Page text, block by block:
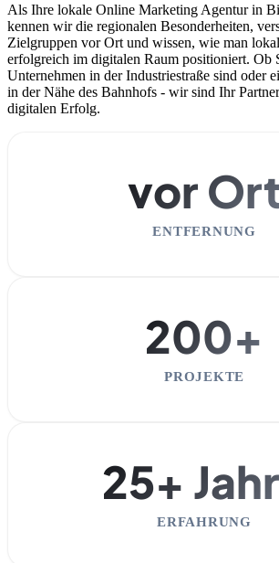
Als Ihre lokale Online Marketing Agentur in
kennen wir die regionalen Besonderheiten,
Zielgruppen vor Ort und wissen, wie man
erfolgreich im digitalen Raum positioniert. Ob
Unternehmen in der Industriestraße sind oder
in der Nähe des Bahnhofs - wir sind Ihr
digitalen Erfolg.
vor
ENTFERNUNG
200+
PROJEKTE
25+
ERFAHRUNG